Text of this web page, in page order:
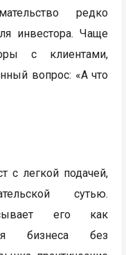
редко
инвестора. Чаще
с клиентами,
вопрос: «А что
с легкой подачей,
сутью.
его как
бизнеса без